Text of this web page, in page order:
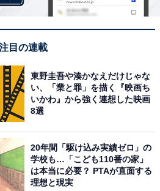
らます」、噛むほどうま味が増
目の連載
東野圭吾や湊かなえだけじゃな
い、「業と罪」を描く『映画ち
いかわ』から強く連想した映画
8選
20年間「駆け込み実績ゼロ」の
学校も…「こども110番の家」
は本当に必要？ PTAが直面する
理想と現実